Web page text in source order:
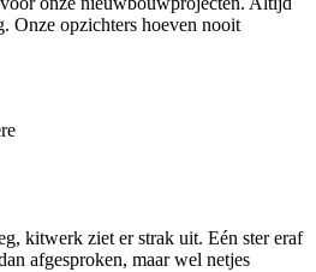
Onze opzichters hoeven nooit
kitwerk ziet er strak uit. Eén ster eraf
afgesproken, maar wel netjes